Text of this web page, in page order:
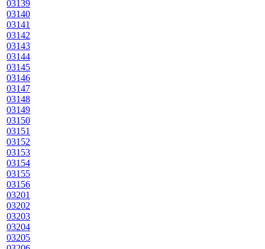
03139
03140
03141
03142
03143
03144
03145
03146
03147
03148
03149
03150
03151
03152
03153
03154
03155
03156
03201
03202
03203
03204
03205